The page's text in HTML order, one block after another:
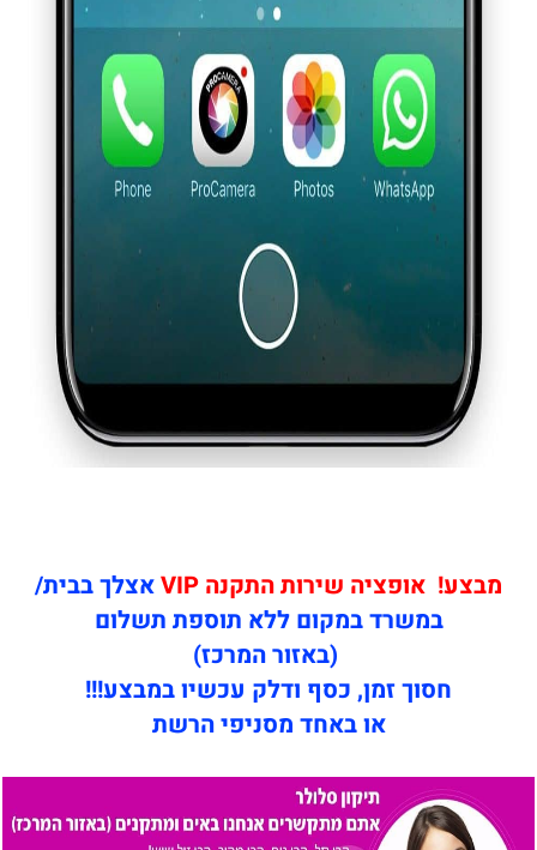
מבצע! אופציה שירות התקנה VIP
אצלך בבית/
במשרד במקום ללא תוספת תשלום
(באזור המרכז)
חסוך זמן, כסף ודלק עכשיו במבצע!!!
או באחד מסניפי הרשת